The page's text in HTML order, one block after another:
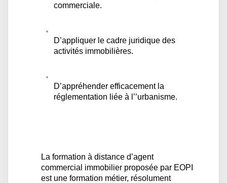
commerciale.
D’appliquer le cadre juridique des
activités immobilières.
D’appréhender efficacement la
réglementation liée à l’’urbanisme.
La formation à distance d’agent
commercial immobilier proposée par EOPI
est une formation métier, résolument